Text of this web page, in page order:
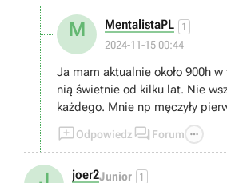
uzależniony jest od tej konkretnej
bossa można zapomnieć o dalszej
przygoda z tym tytułem tutaj się
Wysiadam.
M MentalistaPL 1
2024-11-15 00:44
Ja mam aktualnie około 900h
nią świetnie od kilku lat. Nie
każdego. Mnie np męczyły
Odpowiedz  Forum 
joer2Junior 1